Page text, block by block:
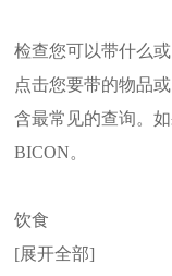
检查您可以带什么
点击您要带的物品
含最常见的查询。
BICON。
饮食
[展开全部]